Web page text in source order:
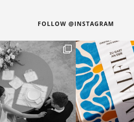
FOLLOW @INSTAGRAM